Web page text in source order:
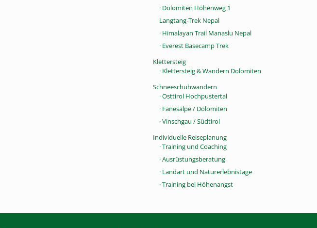
· Dolomiten Höhenweg 1
Langtang-Trek Nepal
· Himalayan Trail Manaslu Nepal
· Everest Basecamp Trek
Klettersteig
· Klettersteig & Wandern Dolomiten
Schneeschuhwandern
· Osttirol Hochpustertal
· Fanesalpe / Dolomiten
· Vinschgau / Südtirol
Individuelle Reiseplanung
· Training und Coaching
· Ausrüstungsberatung
· Landart und Naturerlebnistage
· Training bei Höhenangst